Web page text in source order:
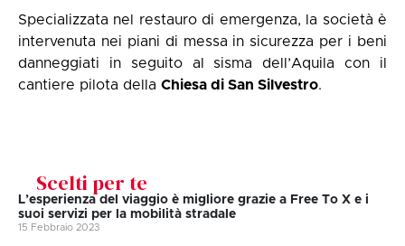
Specializzata nel restauro di emergenza, la società è
intervenuta nei piani di messa in sicurezza per i beni
danneggiati in seguito al sisma dell’Aquila con il
cantiere pilota della Chiesa di San Silvestro.
Scelti per te
L’esperienza del viaggio è migliore grazie a Free To X e i
suoi servizi per la mobilità stradale
15 Febbraio 2023